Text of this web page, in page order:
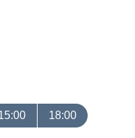
18:00